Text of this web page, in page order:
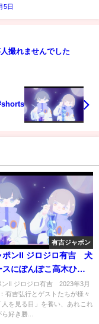
5日
撮れませんでした
有吉ジャポン
ポンII ジロジロ有吉 犬
にぽんぽこ高木ひと
3月3日
ンII ジロジロ有吉 2023年3月
吉弘行とゲストたちが様々
人を見る目」を養い、あれこれ
好き勝...